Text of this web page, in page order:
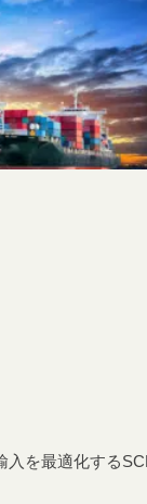
入を最適化する